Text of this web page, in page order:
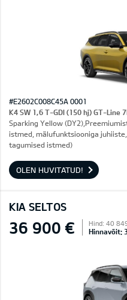
#E2602C008C45A 0001
K4 SW 1,6 T-GDI (150 hj) GT-Line
Sparking Yellow
istmed, mälufunktsiooniga
tagumised istmed)
OLEN HUVITATUD!
KIA SELTOS
36 900 € Hind: 40
Hinnavõit: